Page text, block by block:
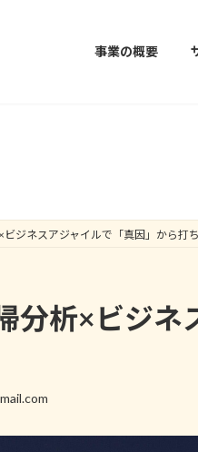
事業の概要
ジネスアジャイルで「真因」から打
分析×ビジネ